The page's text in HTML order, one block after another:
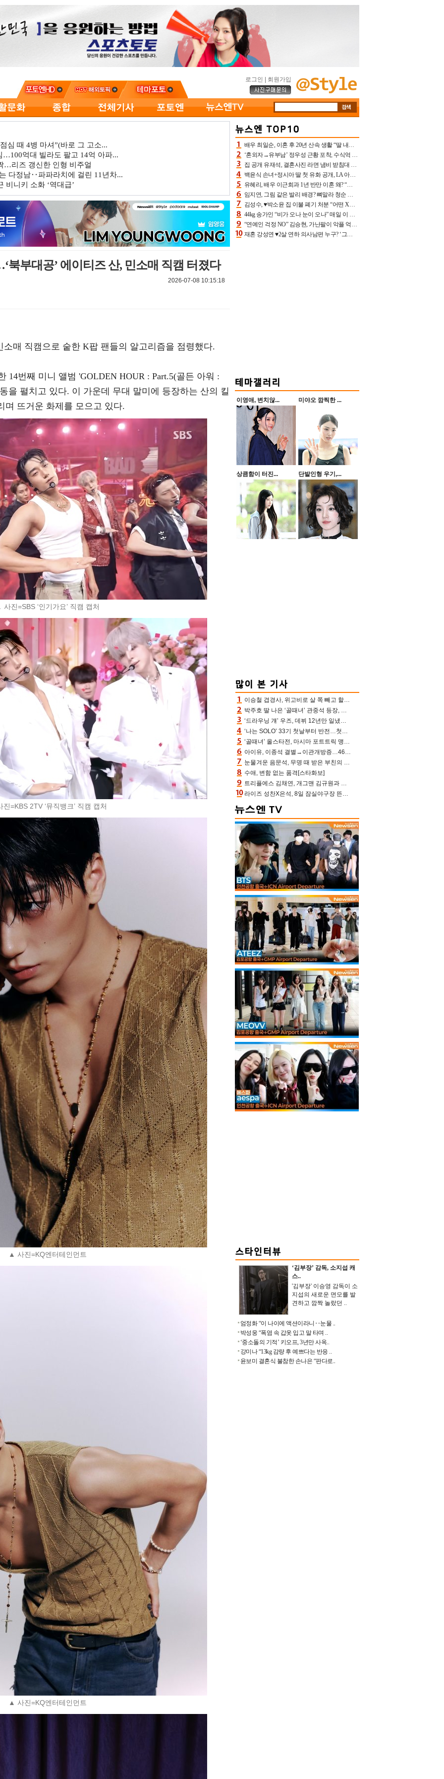
로그인 회원가입
심 때 4병 마셔”(바로 그 고소...
억대 빌라도 팔고 14억 아파...
…리즈 갱신한 인형 비주얼
다정남‥파파라치에 걸린 11년차...
비니키 소화 ‘역대급’
북부대공’ 에이티즈 산, 민소매 직캠 터졌다
2026-07-08 10:15:18
매 직캠으로 숱한 K팝 팬들의 알고리즘을 점령했다.
14번째 미니 앨범 'GOLDEN HOUR : Part.5(골든 아워 :
을 펼치고 있다. 이 가운데 무대 말미에 등장하는 산의 킬
며 뜨거운 화제를 모으고 있다.
진=SBS ‘인기가요’ 직캠 캡처
=KBS 2TV ‘뮤직뱅크’ 직캠 캡처
▲ 사진=KQ엔터테인먼트
▲ 사진=KQ엔터테인먼트
배우 최일순, 이혼 후 20년 산속 생활 “딸 내가 버렸다고 원망‥맘 아파”(특종)[어제TV]
‘혼외자→유부남’ 정우성 근황 포착, 수식억 해킹 피해 후배 만났다 “존경하는”
집 공개 유재석, 결혼사진 라면 냄비 받침대 되고 분노‥가족사진도 피해(놀뭐)[어제TV]
백윤식 손녀+정시아 딸 첫 유화 공개, LA 아트쇼→서울국제조각페스타 작가다운 수준급 실력
유혜리, 배우 이근희과 1년 반만 이혼 왜? “식칼 꽂고 의자 던져” 충격 폭로(특종)[어제TV]
임지연, 그림 같은 발리 배경? 뼈말라 청순 비키니 핏에 상대 안 되네
김성수, ♥박소윤 집 이불 폐기 처분 “어떤 X이랑 썼을지 몰라” 질투(신랑수업2)[어제TV]
44kg 송가인 “비가 오나 눈이 오나” 매일 이 운동, 허벅지 근육량 상승+체지방 감소
“연예인 걱정 NO” 김승현, 가난팔이 악플 억울할만‥아내+딸과 日 여행
재혼 강성연 ♥2살 연하 의사남편 누구? ‘그알’ 자문의에 훈남 비주얼 초엘리트 스펙 [종합]
이영애, 변치않... 미야오 깜찍한 ...
상큼함이 터진... 단발인형 우기,...
이승철 겹경사, 위고비로 살 쪽 빼고 할아버지 된다‥마음으로 낳은 딸 임신 자랑(유퀴즈)
박주호 딸 나은 ‘골때녀’ 관중석 등장, 김민재 복제인간 보고 혼란 [결정적장면]
‘드라우닝 걔’ 우즈, 데뷔 12년만 일냈다…체조경기장 입성 확정
‘나는 SOLO’ 33기 첫날부터 반전…첫인상 0표 영호, 호감남 급부상
‘골때녀’ 올스타전, 마시마 포트트릭 맹추격전 5:4 골 잔치 ‘짜릿’ [어제TV]
아이유, 이종석 결별→이관개방증…46장 꽉 채운 유애나 ♥ “열심히 사는 중”
눈물겨운 음문석, 무명 때 받은 부친의 전재산→폐암 父 세상 떠나기 전 여행(유퀴즈)[어제TV]
수애, 변함 없는 품격[스타화보]
트리플에스 김채연, 개그맨 김규원과 함께 프리뷰쇼 진행 [포토엔HD]
라이즈 성찬X은석, 8일 잠실야구장 뜬다…시구 시타+특별공연까지
‘김부장’ 감독, 소지섭 캐
스..
'김부장' 이승영 감독이 소
지섭의 새로운 면모를 발
견하고 깜짝 놀랐던 ..
엄정화 “이 나이에 액션이라니‥눈물 ..
박성웅 “폭염 속 갑옷 입고 말 타며 ..
‘중소돌의 기적’ 키오프, 3년만 사옥..
강미나 “13kg 감량 후 예쁘다는 반응 ..
윤보미 결혼식 불참한 손나은 “판다로..